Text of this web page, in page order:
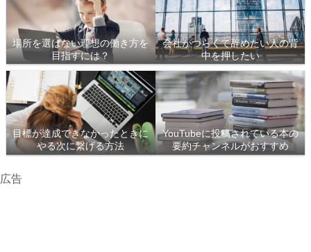
場所を選ばない理想の働き方を
目指すには？
会社がつらくて辞めたい人の背
中を押したい
目標が達成できなかったときに
やる次に繋げる方法
YouTubeに投稿されている本の
要約チャンネルがおすすめ
広告